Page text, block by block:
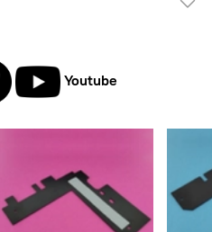
Youtube